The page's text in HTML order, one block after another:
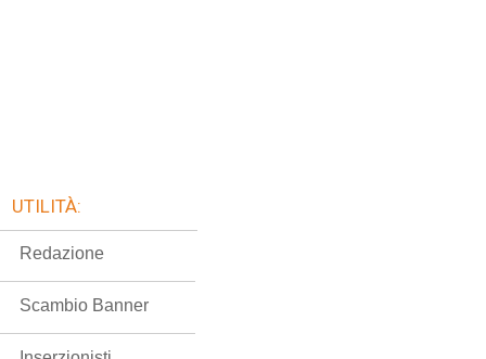
UTILITÀ:
Redazione
Scambio Banner